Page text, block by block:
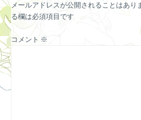
メールアドレスが公開されることはあり
る欄は必須項目です
コメント ※